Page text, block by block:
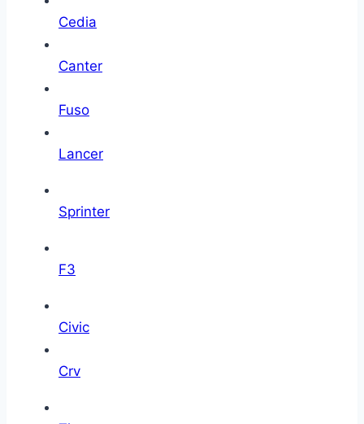
Cedia
Canter
Fuso
Lancer
Sprinter
F3
Civic
Crv